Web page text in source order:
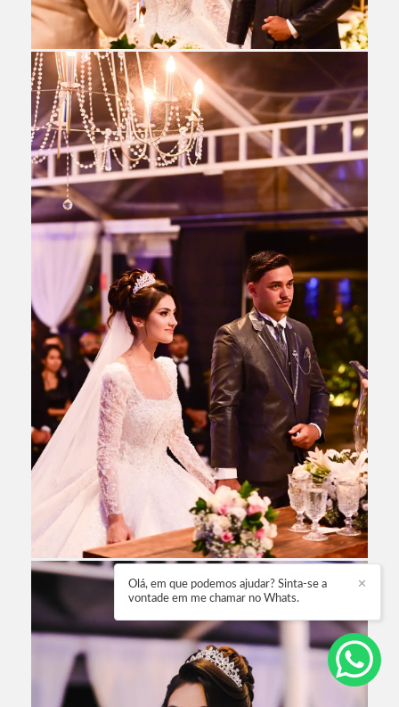
✕
Olá, em que podemos ajudar? Sinta-se a
vontade em me chamar no Whats.